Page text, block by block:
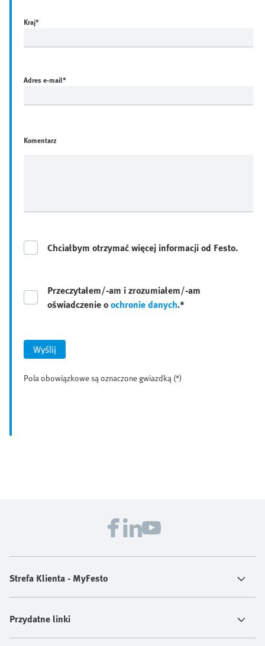
Kraj*
Adres e-mail*
Komentarz
Chciałbym otrzymać więcej informacji od Festo.
Przeczytałem/-am i zrozumiałem/-am
oświadczenie oochronie danych.*
Wyślij
Pola obowiązkowe są oznaczone gwiazdką (*)
Strefa Klienta - MyFesto
Przydatne linki